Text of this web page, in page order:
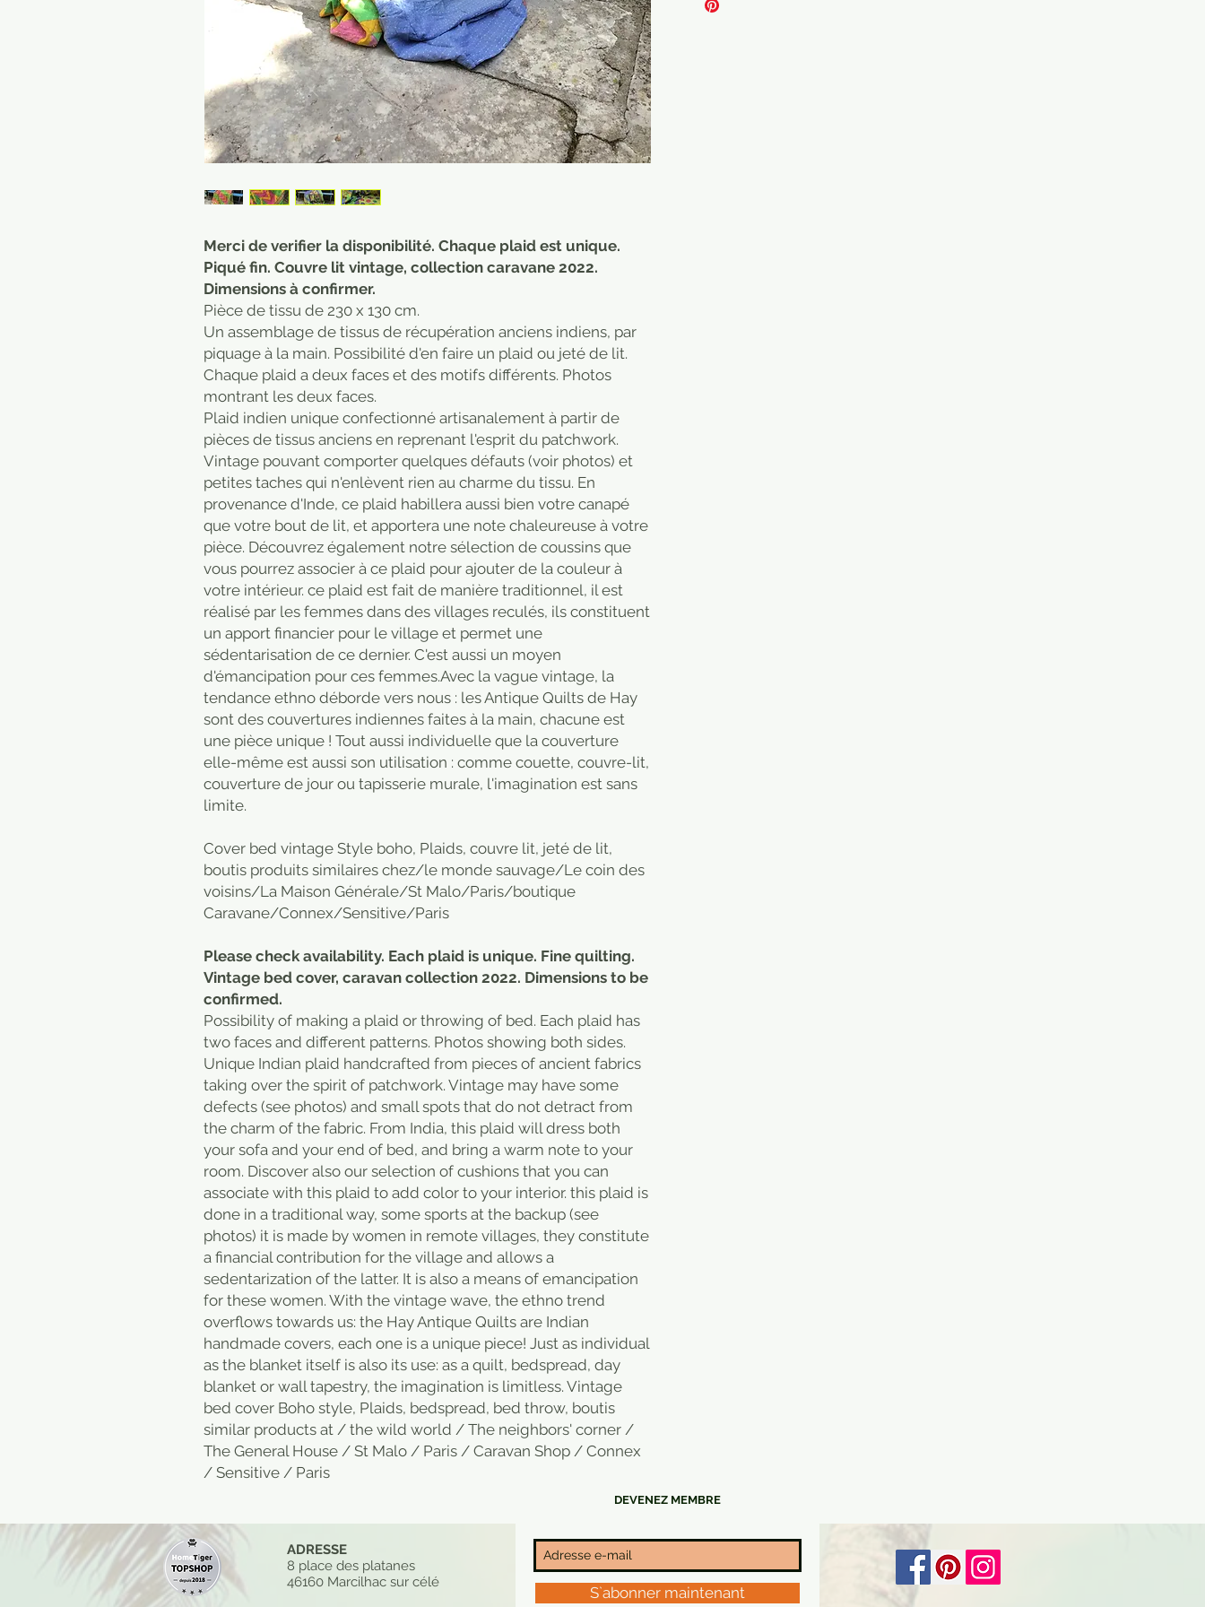
Merci de verifier la disponibilité. Chaque plaid est unique.
Piqué fin. Couvre lit vintage, collection caravane 2022.
Dimensions à confirmer.
Pièce de tissu de 230 x 130 cm.
Un assemblage de tissus de récupération anciens indiens, par
piquage à la main. Possibilité d'en faire un plaid ou jeté de lit.
Chaque plaid a deux faces et des motifs différents. Photos
montrant les deux faces.
Plaid indien unique confectionné artisanalement à partir de
pièces de tissus anciens en reprenant l'esprit du patchwork.
Vintage pouvant comporter quelques défauts (voir photos) et
petites taches qui n'enlèvent rien au charme du tissu. En
provenance d'Inde, ce plaid habillera aussi bien votre canapé
que votre bout de lit, et apportera une note chaleureuse à votre
pièce. Découvrez également notre sélection de coussins que
vous pourrez associer à ce plaid pour ajouter de la couleur à
votre intérieur. ce plaid est fait de manière traditionnel, il est
réalisé par les femmes dans des villages reculés, ils constituent
un apport financier pour le village et permet une
sédentarisation de ce dernier. C'est aussi un moyen
d'émancipation pour ces femmes.Avec la vague vintage, la
tendance ethno déborde vers nous : les Antique Quilts de Hay
sont des couvertures indiennes faites à la main, chacune est
une pièce unique ! Tout aussi individuelle que la couverture
elle-même est aussi son utilisation : comme couette, couvre-lit,
couverture de jour ou tapisserie murale, l'imagination est sans
limite.
Cover bed vintage Style boho, Plaids, couvre lit, jeté de lit,
boutis produits similaires chez/le monde sauvage/Le coin des
voisins/La Maison Générale/St Malo/Paris/boutique
Caravane/Connex/Sensitive/Paris
Please check availability. Each plaid is unique. Fine quilting.
Vintage bed cover, caravan collection 2022. Dimensions to be
confirmed.
Possibility of making a plaid or throwing of bed. Each plaid has
two faces and different patterns. Photos showing both sides.
Unique Indian plaid handcrafted from pieces of ancient fabrics
taking over the spirit of patchwork. Vintage may have some
defects (see photos) and small spots that do not detract from
the charm of the fabric. From India, this plaid will dress both
your sofa and your end of bed, and bring a warm note to your
room. Discover also our selection of cushions that you can
associate with this plaid to add color to your interior. this plaid is
done in a traditional way, some sports at the backup (see
photos) it is made by women in remote villages, they constitute
a financial contribution for the village and allows a
sedentarization of the latter. It is also a means of emancipation
for these women. With the vintage wave, the ethno trend
overflows towards us: the Hay Antique Quilts are Indian
handmade covers, each one is a unique piece! Just as individual
as the blanket itself is also its use: as a quilt, bedspread, day
blanket or wall tapestry, the imagination is limitless. Vintage
bed cover Boho style, Plaids, bedspread, bed throw, boutis
similar products at / the wild world / The neighbors' corner /
The General House / St Malo / Paris / Caravan Shop / Connex
/ Sensitive / Paris
DEVENEZ MEMBRE
ADRESSE
8 place des platanes
46160 Marcilhac sur célé
S`abonner maintenant